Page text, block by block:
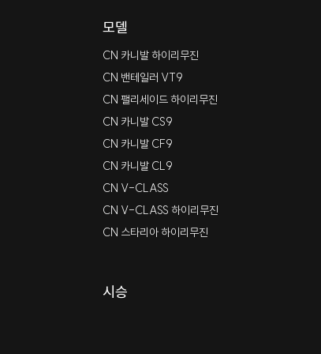
모델
CN 카니발 하이리무진
CN 밴테일러 VT9
CN 팰리세이드 하이리무진
CN 카니발 CS9
CN 카니발 CF9
CN 카니발 CL9
CN V-CLASS
CN V-CLASS 하이리무진
CN 스타리아 하이리무진
시승